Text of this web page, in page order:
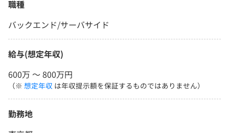
職種
バックエンド/サーバサイド
給与(想定年収)
600万 〜 800万円
（※ 想定年収 は年収提示額を保証するものではありません）
勤務地